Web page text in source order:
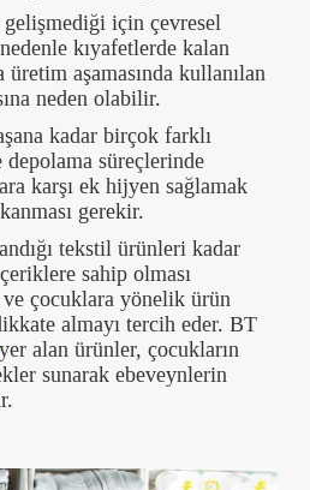
için çevresel
kıyafetlerde kalan
aşamasında kullanılan
neden olabilir.
kadar birçok farklı
depolama süreçlerinde
karşı ek hijyen sağlamak
gerekir.
tekstil ürünleri kadar
sahip olması
çocuklara yönelik ürün
almayı tercih eder. BT
alan ürünler, çocukların
sunarak ebeveynlerin